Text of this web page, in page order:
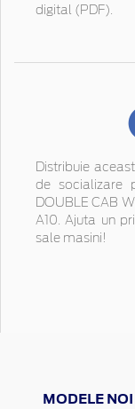
digital (PDF).
Distribuie
de socializare
DOUBLE CAB
A10. Ajuta un
sale masini!
MODELE NOI